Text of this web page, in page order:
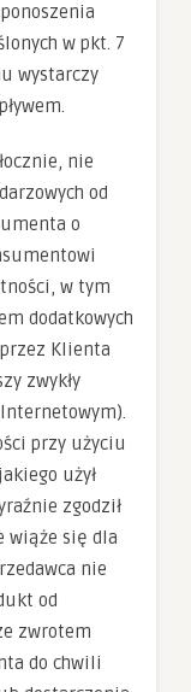
w pkt. 7
wystarczy
nie
od
o
w tym
dodatkowych
Klienta
zwykły
przy użyciu
użył
zgodził
wiąże się dla
nie
od
zwrotem
do chwili